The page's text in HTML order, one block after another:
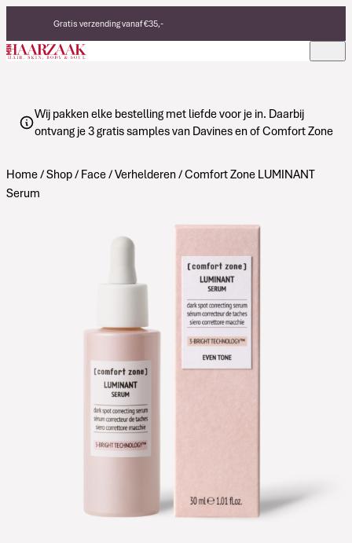
Gratis verzending vanaf €35,-
Eerlijke, duurzame producten
Made in Italy
Wij pakken elke bestelling met liefde voor je in. Daarbij
ontvang je 3 gratis samples van Davines en of Comfort Zone
Home/Shop/ Face/Verhelderen/ Comfort Zone LUMINANT
Serum